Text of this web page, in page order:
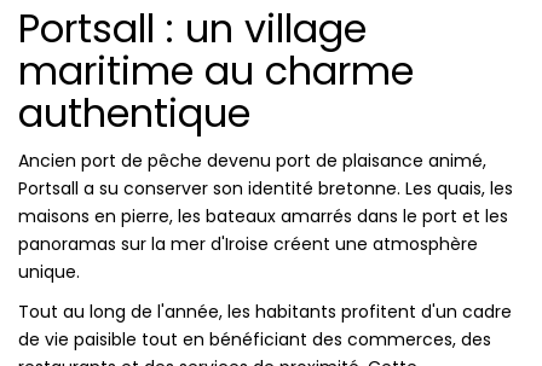
Portsall : un village
maritime au charme
authentique
Ancien port de pêche devenu port de plaisance animé,
Portsall a su conserver son identité bretonne. Les quais, les
maisons en pierre, les bateaux amarrés dans le port et les
panoramas sur la mer d'Iroise créent une atmosphère
unique.
Tout au long de l'année, les habitants profitent d'un cadre
de vie paisible tout en bénéficiant des commerces, des